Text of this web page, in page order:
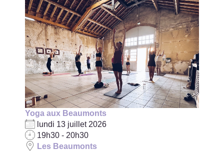
Yoga aux Beaumonts
lundi 13 juillet 2026
19h30 - 20h30
Les Beaumonts